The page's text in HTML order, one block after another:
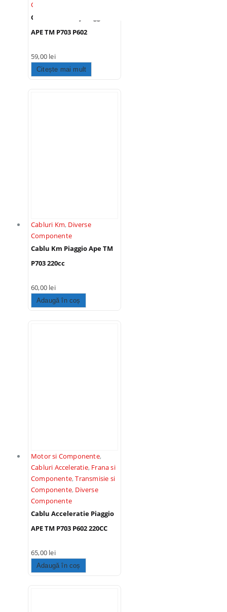
Componente
Cablu Ambreiaj Piaggio
APE TM P703 P602
59,00 lei
Citește mai mult
Cabluri Km, Diverse
Componente
Cablu Km Piaggio Ape TM
P703 220cc
60,00 lei
Adaugă în coș
Motor si Componente,
Cabluri Acceleratie, Frana si
Componente,Transmisie si
Componente, Diverse
Componente
Cablu Acceleratie Piaggio
APE TM P703 P602 220CC
65,00 lei
Adaugă în coș